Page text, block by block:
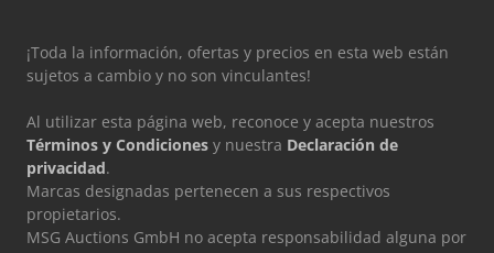
¡Toda la información, ofertas y precios en esta web están
sujetos a cambio y no son vinculantes!
Al utilizar esta página web, reconoce y acepta nuestros
Términos y Condiciones y nuestra Declaración de
privacidad.
Marcas designadas pertenecen a sus respectivos
propietarios.
MSG Auctions GmbH no acepta responsabilidad alguna por